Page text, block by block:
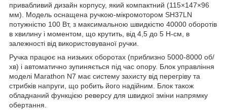
привабливий дизайн корпусу, який компактний (115×147×96
мм). Модель оснащена ручкою-мікромотором SH37LN
потужністю 100 Вт, з максимальною швидкістю 40000 оборотів
в хвилину і моментом, що крутить, від 4,5 до 5 Н-см, в
залежності від використовуваної ручки.
Ручка працює на низьких оборотах (приблизно 5000-8000 об/
хв) і автоматично зупиняється під час опору. Блок управління
моделі Marathon N7 має систему захисту від перегріву та
стрибків напруги, що робить його надійним. Блок також
обладнаний функцією реверсу для швидкої зміни напрямку
обертання.